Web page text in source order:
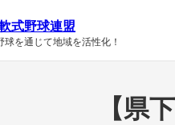
式野球連盟
を通じて地域を活性化！
【県